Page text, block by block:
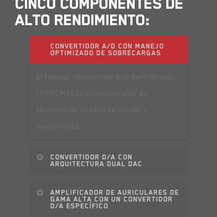
CINCO COMPONENTES DE
ALTO RENDIMIENTO:
CONVERTIDOR A/D CON MANEJO
OPTIMIZADO DE SOBRECARGAS
CONVERTIDOR D/A CON
ARQUITECTURA DUAL DAC
Los chips DAC separados para el canal
izquierdo y derecho mejoran
AMPLIFICADOR DE AURICULARES DE
GAMA ALTA CON UN CONVERTIDOR
D/A ESPECÍFICO